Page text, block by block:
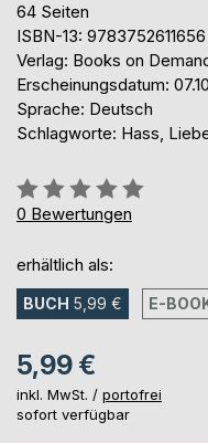
64 Seiten
ISBN-13: 9783752611656
Verlag: Books on
Erscheinungsdatum:
Sprache: Deutsch
Schlagworte: Hass,
Bewertung::
0%
0 Bewertungen
erhältlich als:
BUCH 5,99 € E-
5,99 €
inkl. MwSt. / portofrei
sofort verfügbar